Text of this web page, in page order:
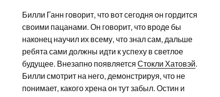
Билли Ганн говорит, что вот сегодня он гордится
своими пацанами. Он говорит, что вроде бы
наконец научил их всему, что знал сам, дальше
ребята сами должны идти к успеху в светлое
будущее. Внезапно появляется Стокли Хатовэй.
Билли смотрит на него, демонстрируя, что не
понимает, какого хрена он тут забыл. Остин и